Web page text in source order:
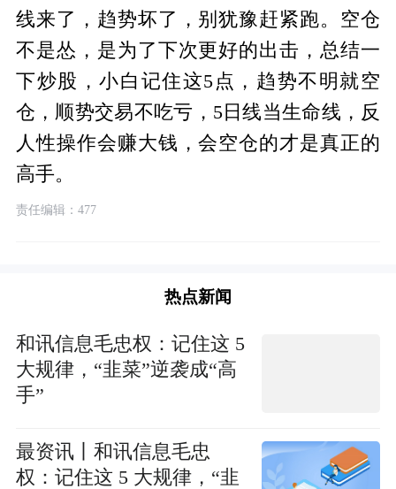
线来了，趋势坏了，别犹豫赶紧跑。空仓
不是怂，是为了下次更好的出击，总结一
下炒股，小白记住这5点，趋势不明就空
仓，顺势交易不吃亏，5日线当生命线，反
人性操作会赚大钱，会空仓的才是真正的
高手。
责任编辑：477
热点新闻
和讯信息毛忠权：记住这 5
大规律，“韭菜”逆袭成“高
手”
最资讯丨和讯信息毛忠
权：记住这 5 大规律，“韭